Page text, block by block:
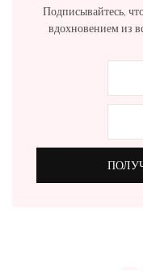
Подписывайтесь,
вдохновением из